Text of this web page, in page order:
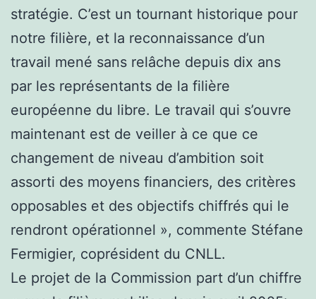
stratégie. C’est un tournant historique pour
notre filière, et la reconnaissance d’un
travail mené sans relâche depuis dix ans
par les représentants de la filière
européenne du libre. Le travail qui s’ouvre
maintenant est de veiller à ce que ce
changement de niveau d’ambition soit
assorti des moyens financiers, des critères
opposables et des objectifs chiffrés qui le
rendront opérationnel », commente Stéfane
Fermigier, coprésident du CNLL.
Le projet de la Commission part d’un chiffre